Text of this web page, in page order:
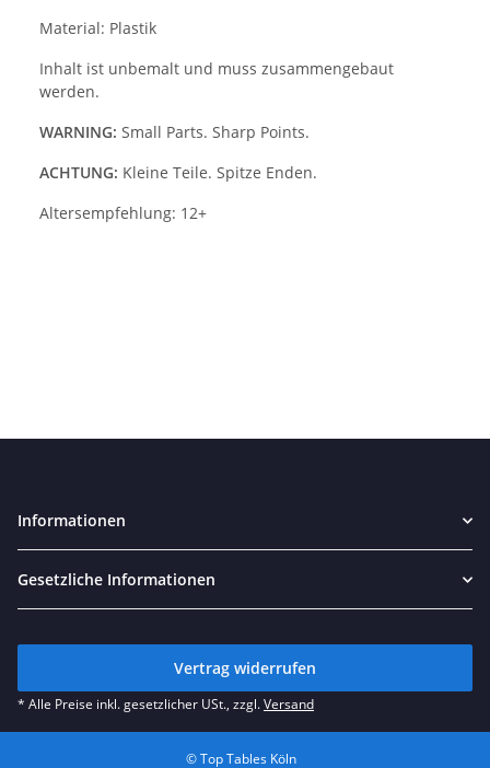
Material: Plastik
Inhalt ist unbemalt und muss zusammengebaut
werden.
WARNING: Small Parts. Sharp Points.
ACHTUNG: Kleine Teile. Spitze Enden.
Altersempfehlung: 12+
Informationen
Gesetzliche Informationen
Vertrag widerrufen
* Alle Preise inkl. gesetzlicher USt., zzgl.Versand
© Top Tables Köln